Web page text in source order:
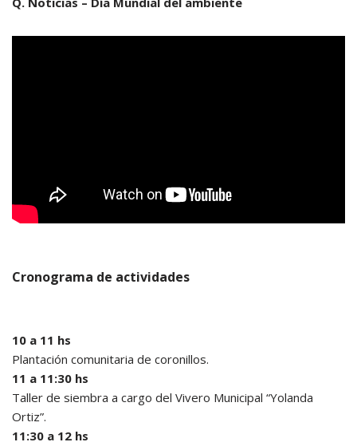
Cronograma de actividades
10 a 11 hs
Plantación comunitaria de coronillos.
11 a 11:30 hs
Taller de siembra a cargo del Vivero Municipal “Yolanda
Ortiz”.
11:30 a 12 hs